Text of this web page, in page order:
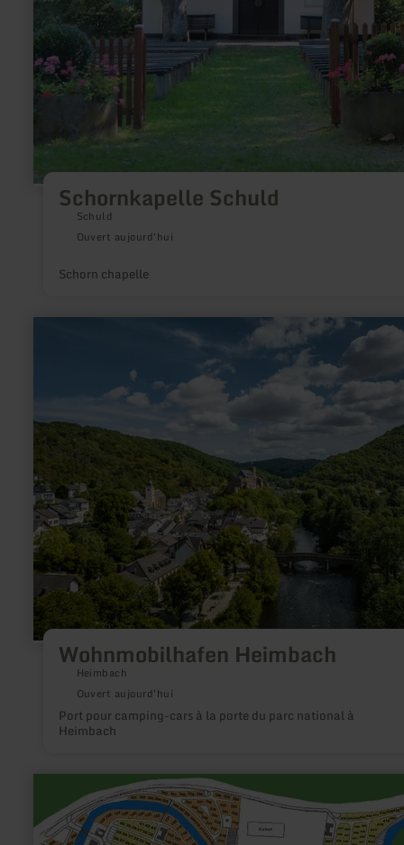
Schornkapelle Schuld
Schuld
Ouvert aujourd'hui
Schorn chapelle
Wohnmobilhafen Heimbach
Heimbach
Ouvert aujourd'hui
Port pour camping-cars à la porte du parc national à
Heimbach
Wohnmobilhafen
sur